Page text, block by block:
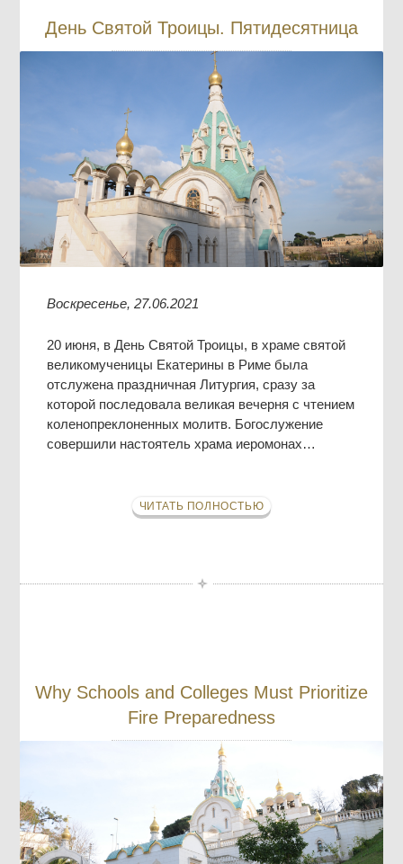
День Святой Троицы. Пятидесятница
Воскресенье, 27.06.2021
20 июня, в День Святой Троицы, в храме святой
великомученицы Екатерины в Риме была
отслужена праздничная Литургия, сразу за
которой последовала великая вечерня с чтением
коленопреклоненных молитв. Богослужение
совершили настоятель храма иеромонах…
ЧИТАТЬ ПОЛНОСТЬЮ
Why Schools and Colleges Must Prioritize
Fire Preparedness